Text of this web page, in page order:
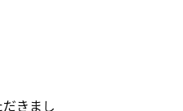
きまし